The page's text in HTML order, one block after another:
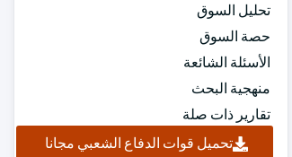
تحليل السوق
حصة السوق
الأسئلة الشائعة
منهجية البحث
تقارير ذات صلة
تحميل قوات الدفاع الشعبي مجانا